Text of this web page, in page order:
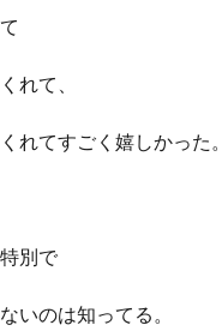
れて、
れてすごく嬉しかった。
別で
いのは知ってる。